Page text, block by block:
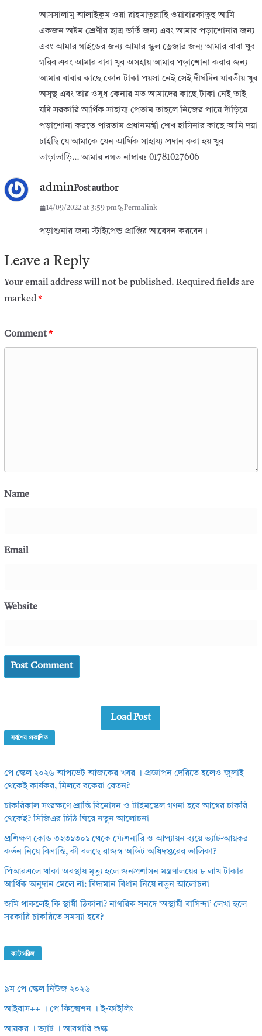
আসসালামু আলাইকুম ওয়া রাহমাতুল্লাহি ওয়াবারকাতুহু আমি
একজন অষ্টম শ্রেণীর ছাত্র ভর্তি জন্য এবং আমার পড়াশোনার জন্য
এবং আমার গাইডের জন্য আমার স্কুল ড্রেজার জন্য আমার বাবা খুব
গরিব এবং আমার বাবা খুব অসহায় আমার পড়াশোনা করার জন্য
আমার বাবার কাছে কোন টাকা পয়সা নেই সেই দীর্ঘদিন যাবতীয় খুব
অসুস্থ এবং তার ওষুধ কেনার মত আমাদের কাছে টাকা নেই তাই
যদি সরকারি আর্থিক সাহায্য পেতাম তাহলে নিজের পায়ে দাঁড়িয়ে
পড়াশোনা করতে পারতাম প্রধানমন্ত্রী শেখ হাসিনার কাছে আমি দয়া
চাইছি যে আমাকে যেন আর্থিক সাহায্য প্রদান করা হয় খুব
তাড়াতাড়ি… আমার নগত নাম্বারঃ 01781027606
adminPost author
14/09/2022 at 3:59 pm Permalink
পড়াশুনার জন্য স্টাইপেন্ড প্রাপ্তির আবেদন করবেন।
Leave a Reply
Your email address will not be published. Required fields are
marked*
Comment*
Name
Email
Website
Load Post
সর্বশেষ প্রকাশিত
পে স্কেল ২০২৬ আপডেট আজকের খবর । প্রজ্ঞাপন দেরিতে হলেও জুলাই
থেকেই কার্যকর, মিলবে বকেয়া বেতন?
চাকরিকাল সংরক্ষণে শ্রান্তি বিনোদন ও টাইমস্কেল গণনা হবে আগের চাকরি
থেকেই? সিজিএর চিঠি ঘিরে নতুন আলোচনা
প্রশিক্ষণ কোড ৩২৩১৩০১ থেকে স্টেশনারি ও আপ্যায়ন ব্যয়ে ভ্যাট-আয়কর
কর্তন নিয়ে বিভ্রান্তি, কী বলছে রাজস্ব অডিট অধিদপ্তরের তালিকা?
পিআরএলে থাকা অবস্থায় মৃত্যু হলে জনপ্রশাসন মন্ত্রণালয়ের ৮ লাখ টাকার
আর্থিক অনুদান মেলে না: বিদ্যমান বিধান নিয়ে নতুন আলোচনা
জমি থাকলেই কি স্থায়ী ঠিকানা? নাগরিক সনদে ‘অস্থায়ী বাসিন্দা’ লেখা হলে
সরকারি চাকরিতে সমস্যা হবে?
ক্যাটাগরিজ
৯ম পে স্কেল নিউজ ২০২৬
আইবাস++ । পে ফিক্সেশন । ই-ফাইলিং
আয়কর । ভ্যাট । আবগারি শুল্ক